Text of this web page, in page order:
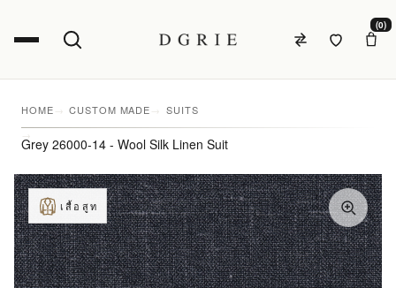
(0)
HOME CUSTOM MADE SUITS
Grey 26000-14 - Wool Silk Linen Suit
เสื้อสูท